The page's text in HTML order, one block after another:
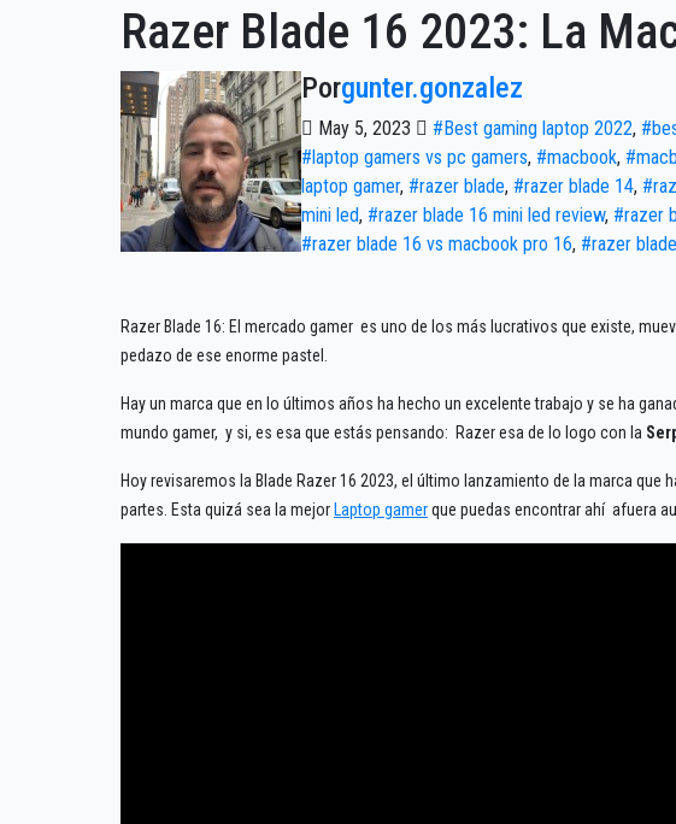
Razer Blade 16 2023: La
Porgunter.gonzalez
May 5, 2023 #Best gaming laptop 2022,
#laptop gamers vs pc gamers, #macbook,
laptop gamer, #razer blade, #razer blade 14,
mini led, #razer blade 16 mini led review, #razer
#razer blade 16 vs macbook pro 16, #razer
Razer Blade 16: El mercado gamer es uno de los más lucrativos que existe,
pedazo de ese enorme pastel.
Hay un marca que en lo últimos años ha hecho un excelente trabajo y se ha
mundo gamer, y si, es esa que estás pensando: Razer esa de lo logo con la
Hoy revisaremos la Blade Razer 16 2023, el último lanzamiento de la marca
partes. Esta quizá sea la mejor Laptop gamerque puedas encontrar ahí afuera